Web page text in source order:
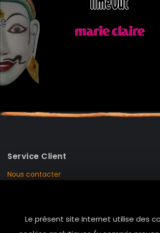
Le présent site Internet utilise des
Service Client
Nous contacter
Conditions de vente